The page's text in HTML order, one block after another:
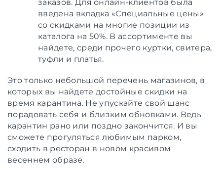
заказов. Для онлайн-клиентов была
введена вкладка «Специальные цены»
со скидками на многие позиции из
каталога на 50%. В ассортименте вы
найдете, среди прочего куртки, свитера,
туфли и платья.
Это только небольшой перечень магазинов, в
которых вы найдете достойные скидки на
время карантина. Не упускайте свой шанс
порадовать себя и близким обновками. Ведь
карантин рано или поздно закончится. И вы
сможете прогуляться любимым парком,
сходить в ресторан в новом красивом
весеннем образе.